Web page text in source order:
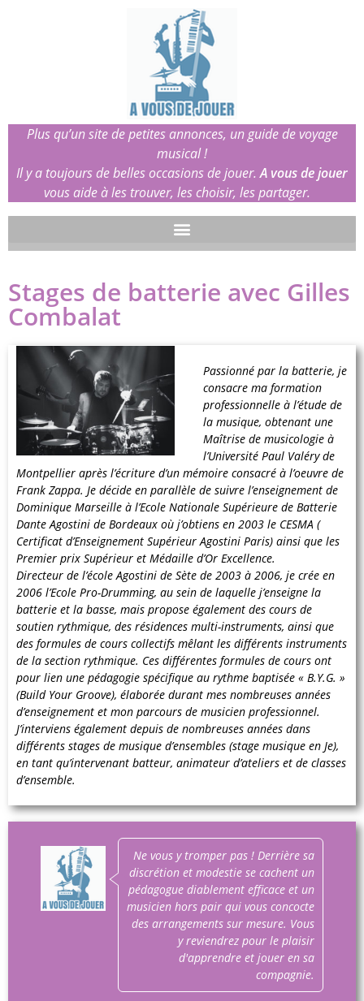
Plus qu’un site de petites annonces, un guide de voyage
musical !
Il y a toujours de belles occasions de jouer.A vous de jouer
vous aide à les trouver, les choisir, les partager.
Stages de batterie avec Gilles
Combalat
Passionné par la batterie, je
consacre ma formation
professionnelle à l’étude de
la musique, obtenant une
Maîtrise de musicologie à
l’Université Paul Valéry de
Montpellier après l’écriture d’un mémoire consacré à l’oeuvre de
Frank Zappa. Je décide en parallèle de suivre l’enseignement de
Dominique Marseille à l’Ecole Nationale Supérieure de Batterie
Dante Agostini de Bordeaux où j’obtiens en 2003 le CESMA (
Certificat d’Enseignement Supérieur Agostini Paris) ainsi que les
Premier prix Supérieur et Médaille d’Or Excellence.
Directeur de l’école Agostini de Sète de 2003 à 2006, je crée en
2006 l’Ecole Pro-Drumming, au sein de laquelle j’enseigne la
batterie et la basse, mais propose également des cours de
soutien rythmique, des résidences multi-instruments, ainsi que
des formules de cours collectifs mêlant les différents instruments
de la section rythmique. Ces différentes formules de cours ont
pour lien une pédagogie spécifique au rythme baptisée « B.Y.G. »
(Build Your Groove), élaborée durant mes nombreuses années
d’enseignement et mon parcours de musicien professionnel.
J’interviens également depuis de nombreuses années dans
différents stages de musique d’ensembles (stage musique en Je),
en tant qu’intervenant batteur, animateur d’ateliers et de classes
d’ensemble.
Ne vous y tromper pas ! Derrière sa
discrétion et modestie se cachent un
pédagogue diablement efficace et un
musicien hors pair qui vous concocte
des arrangements sur mesure. Vous
y reviendrez pour le plaisir
d'apprendre et jouer en sa
compagnie.